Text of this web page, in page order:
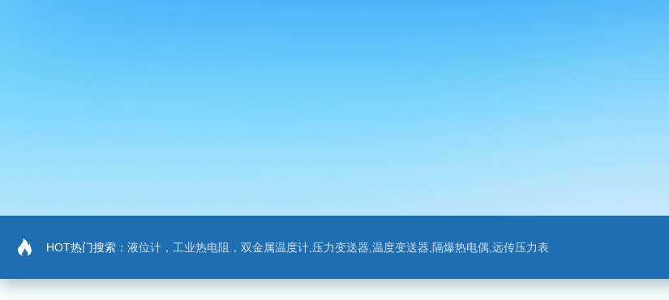
HOT热门搜索： 液位计，工业热电阻，双金属温度计,压力变送器,温度变送器,隔爆热电偶,远传压力表